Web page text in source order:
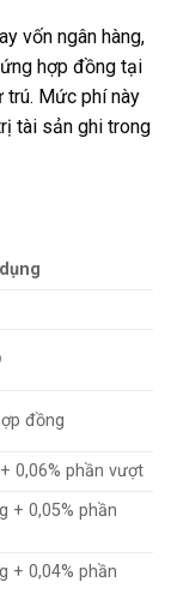
vốn ngân hàng,
hợp đồng tại
trú. Mức phí này
tài sản ghi trong
đồng
0,06% phần vượt
+ 0,05% phần
+ 0,04% phần